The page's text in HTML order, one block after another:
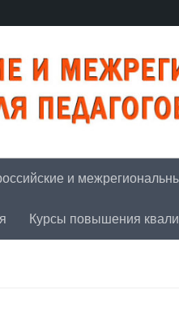
и
Курсы повышения